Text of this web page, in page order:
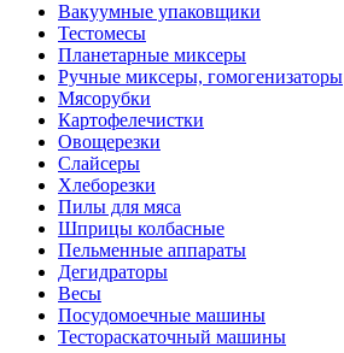
Вакуумные упаковщики
Тестомесы
Планетарные миксеры
Ручные миксеры, гомогенизаторы
Мясорубки
Картофелечистки
Овощерезки
Слайсеры
Хлеборезки
Пилы для мяса
Шприцы колбасные
Пельменные аппараты
Дегидраторы
Весы
Посудомоечные машины
Тестораскаточный машины